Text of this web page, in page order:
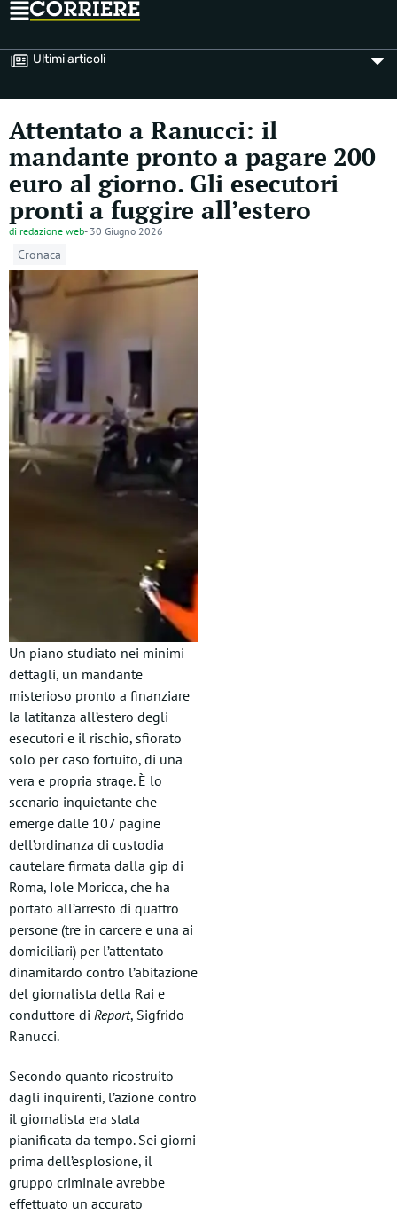
Ultimi articoli
Attentato a Ranucci: il
mandante pronto a pagare 200
euro al giorno. Gli esecutori
pronti a fuggire all’estero
di redazione web- 30 Giugno 2026
Cronaca
Un piano studiato nei minimi
dettagli, un mandante
misterioso pronto a finanziare
la latitanza all’estero degli
esecutori e il rischio, sfiorato
solo per caso fortuito, di una
vera e propria strage. È lo
scenario inquietante che
emerge dalle 107 pagine
dell’ordinanza di custodia
cautelare firmata dalla gip di
Roma, Iole Moricca, che ha
portato all’arresto di quattro
persone (tre in carcere e una ai
domiciliari) per l’attentato
dinamitardo contro l’abitazione
del giornalista della Rai e
conduttore di Report, Sigfrido
Ranucci.
Secondo quanto ricostruito
dagli inquirenti, l’azione contro
il giornalista era stata
pianificata da tempo. Sei giorni
prima dell’esplosione, il
gruppo criminale avrebbe
effettuato un accurato